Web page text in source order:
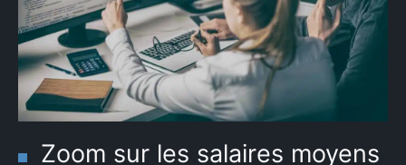
Zoom sur les salaires moyens